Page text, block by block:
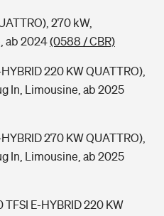
270 kW,
ab 2024(0588 / CBR)
220 KW QUATTRO),
In, Limousine, ab 2025
270 KW QUATTRO),
In, Limousine, ab 2025
E-HYBRID 220 KW